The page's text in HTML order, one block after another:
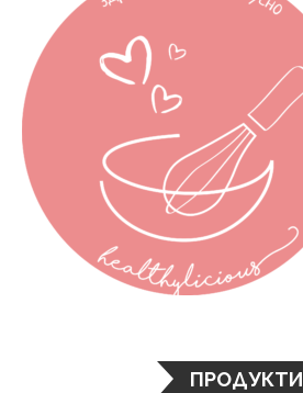
ПРОДУКТИ